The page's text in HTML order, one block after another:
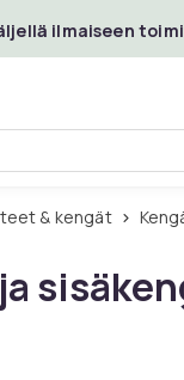
pääsisältöön
ilmaiseen
& kengät